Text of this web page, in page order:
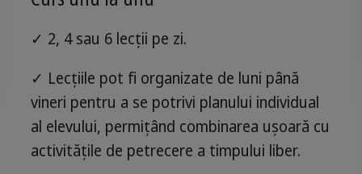
✓ 2, 4 sau 6 lecții pe zi.
✓ Lecțiile pot fi organizate de luni până
vineri pentru a se potrivi planului individual
al elevului, permițând combinarea ușoară cu
activitățile de petrecere a timpului liber.